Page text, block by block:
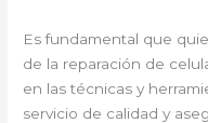
Es fundamental que
de la reparación de
en las técnicas y
servicio de calidad y